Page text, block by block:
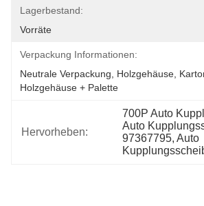
Lagerbestand:
Vorräte
Verpackung Informationen:
Neutrale Verpackung, Holzgehäuse,
Holzgehäuse + Palette
Hervorheben:
700P Auto
Auto
97367795, Auto